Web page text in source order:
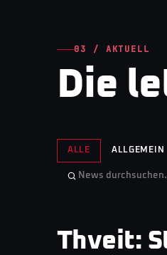
03 / AKTUELL
Die
ALLE ALLGEMEIN
GAMINGNEWS·
Thveit: